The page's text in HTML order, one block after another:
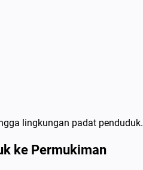
lingkungan padat penduduk.
ke Permukiman